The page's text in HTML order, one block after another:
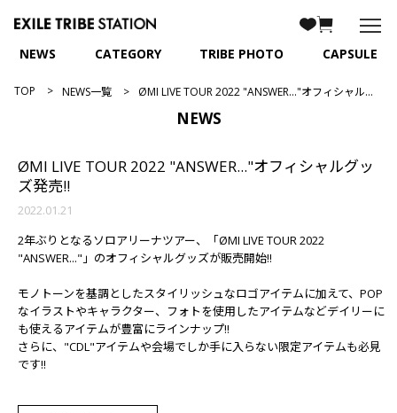
NEWS CATEGORY TRIBE PHOTO CAPSULE
TOP NEWS一覧 ØMI LIVE TOUR 2022 "ANSWER..."オフィシャルグッズ発売!!
NEWS
ØMI LIVE TOUR 2022 "ANSWER..."オフィシャルグッ
ズ発売!!
2022.01.21
2年ぶりとなるソロアリーナツアー、「ØMI LIVE TOUR 2022
"ANSWER..."」のオフィシャルグッズが販売開始!!
モノトーンを基調としたスタイリッシュなロゴアイテムに加えて、POP
なイラストやキャラクター、フォトを使用したアイテムなどデイリーに
も使えるアイテムが豊富にラインナップ!!
さらに、"CDL"アイテムや会場でしか手に入らない限定アイテムも必見
です!!